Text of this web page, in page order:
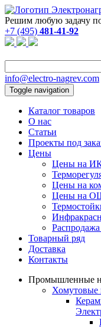
Решим любую задачу
+7 (495) 481-41-92
info@electro-nagrev.com
Toggle navigation
Каталог товаров
О нас
Статьи
Проекты под
Цены
Цены на ИК
Цены на
Цены на
Распродажа
Товарный ряд
Доставка
Контакты
Промышленные
Хомутовые